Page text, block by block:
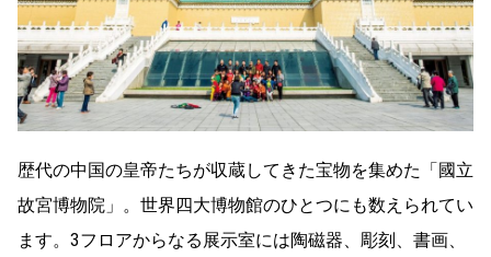
歴代の中国の皇帝たちが収蔵してきた宝物を集めた「國立
故宮博物院」。世界四大博物館のひとつにも数えられてい
ます。3フロアからなる展示室には陶磁器、彫刻、書画、